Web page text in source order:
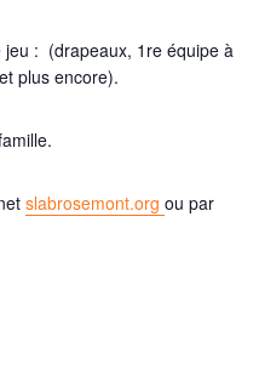
jeu : (drapeaux, 1re équipe à
plus encore).
slabrosemont.org ou par